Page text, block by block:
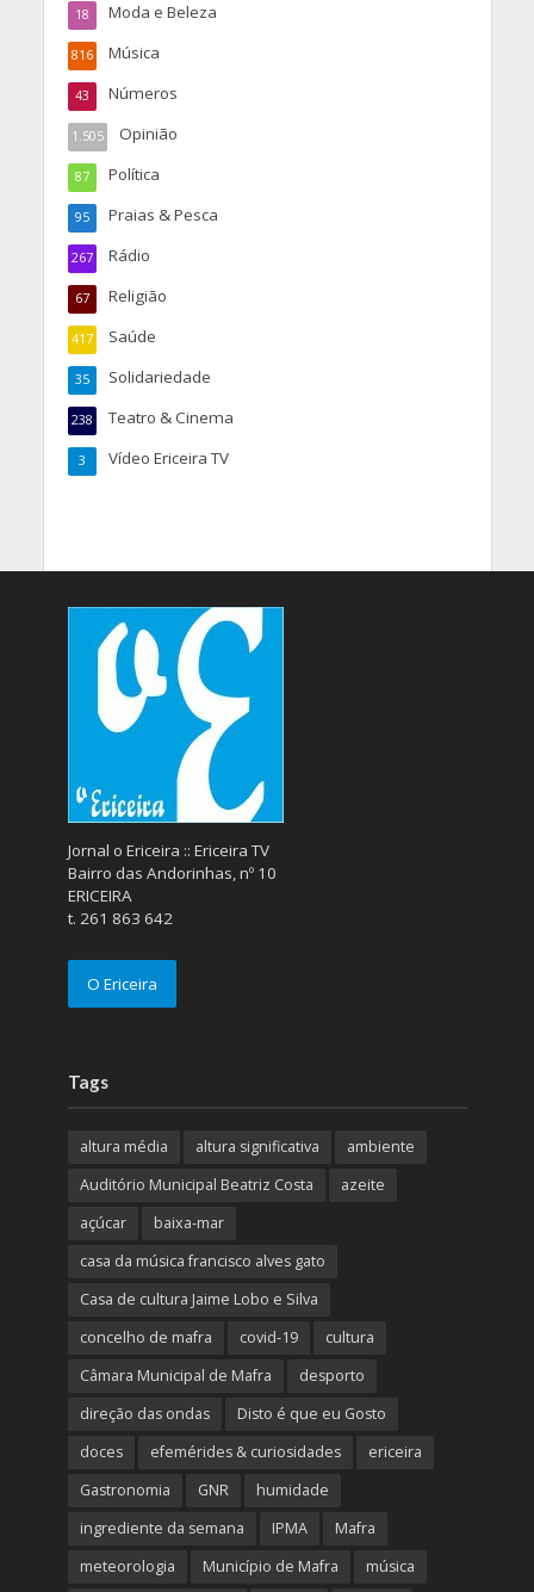
Moda e Beleza
18
Música
816
Números
43
Opinião
1.505
Política
87
Praias & Pesca
95
Rádio
267
Religião
67
Saúde
417
Solidariedade
35
Teatro & Cinema
238
Vídeo Ericeira TV
3
Jornal o Ericeira :: Ericeira TV
Bairro das Andorinhas, nº 10
ERICEIRA
t. 261 863 642
O Ericeira
Tags
altura média altura significativa
ambiente
Auditório Municipal Beatriz Costa
azeite
açúcar
baixa-mar
casa da música francisco alves gato
Casa de cultura Jaime Lobo e Silva
concelho de mafra
covid-19
cultura
Câmara Municipal de Mafra
desporto
direção das ondas
Disto é que eu Gosto
doces
efemérides & curiosidades
ericeira
Gastronomia
GNR
humidade
ingrediente da semana
IPMA
Mafra
meteorologia
Município de Mafra música